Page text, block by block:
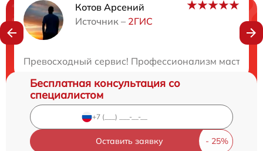
Котов Арсений
Источник – 2ГИС
Превосходный сервис! Профессионализм
Нужна консультация?
Бесплатная консультация со
специалистом
Оставить заявку